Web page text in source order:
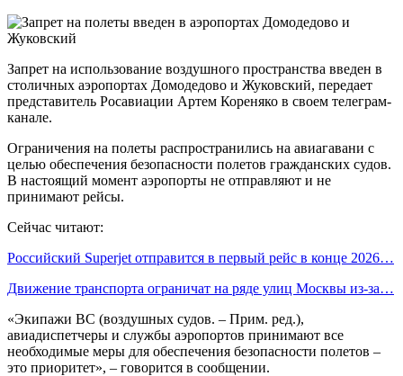
Запрет на использование воздушного пространства введен в
столичных аэропортах Домодедово и Жуковский, передает
представитель Росавиации Артем Кореняко в своем телеграм-
канале.
Ограничения на полеты распространились на авиагавани с
целью обеспечения безопасности полетов гражданских судов.
В настоящий момент аэропорты не отправляют и не
принимают рейсы.
Сейчас читают:
Российский Superjet отправится в первый рейс в конце 2026…
Движение транспорта ограничат на ряде улиц Москвы из-за…
«Экипажи ВС (воздушных судов. – Прим. ред.),
авиадиспетчеры и службы аэропортов принимают все
необходимые меры для обеспечения безопасности полетов –
это приоритет», – говорится в сообщении.